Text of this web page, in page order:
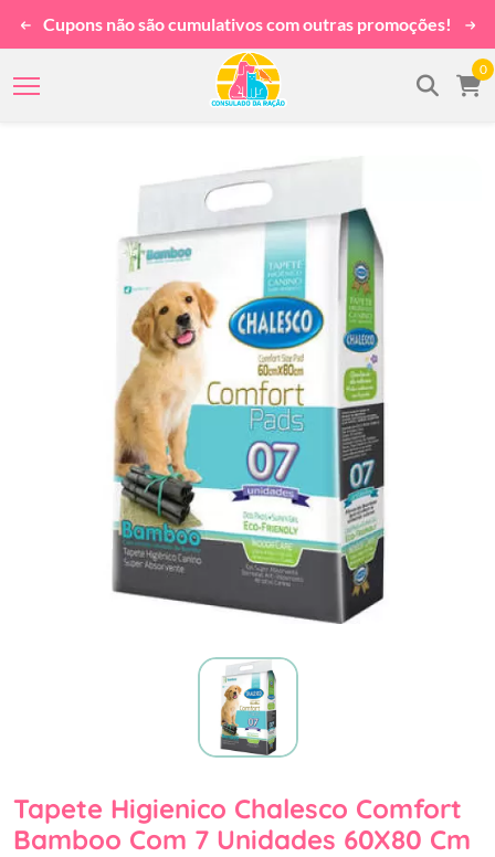
Cupons não são cumulativos com outras promoções!
0
Tapete Higienico Chalesco Comfort
Bamboo Com 7 Unidades 60X80 Cm